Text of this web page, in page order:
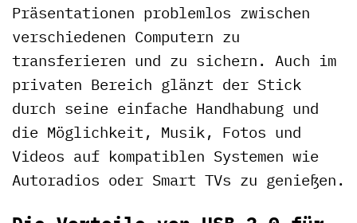
Präsentationen problemlos zwischen
verschiedenen Computern zu
transferieren und zu sichern. Auch im
privaten Bereich glänzt der Stick
durch seine einfache Handhabung und
die Möglichkeit, Musik, Fotos und
Videos auf kompatiblen Systemen wie
Autoradios oder Smart TVs zu genießen.